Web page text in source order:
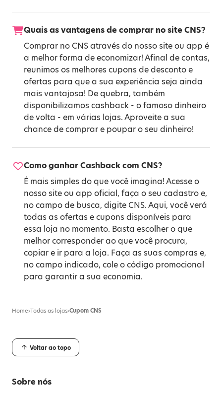
Quais as vantagens de comprar no site CNS?
Comprar no CNS através do nosso site ou app é
a melhor forma de economizar! Afinal de contas,
reunimos os melhores cupons de desconto e
ofertas para que a sua experiência seja ainda
mais vantajosa! De quebra, também
disponibilizamos cashback - o famoso dinheiro
de volta - em várias lojas. Aproveite a sua
chance de comprar e poupar o seu dinheiro!
Como ganhar Cashback com CNS?
É mais simples do que você imagina! Acesse o
nosso site ou app oficial, faça o seu cadastro e,
no campo de busca, digite CNS. Aqui, você verá
todas as ofertas e cupons disponíveis para
essa loja no momento. Basta escolher o que
melhor corresponder ao que você procura,
copiar e ir para a loja. Faça as suas compras e,
no campo indicado, cole o código promocional
para garantir a sua economia.
Home›Todas as lojas›Cupom CNS
Voltar ao topo
Sobre nós